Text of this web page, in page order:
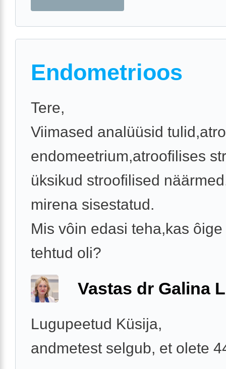
Endometrioos
Tere,
Viimased analüüsid
endomeetrium,atroofilises
üksikud stroofilised
mirena sisestatud.
Mis vôin edasi teha,kas
tehtud oli?
Vastas dr Galina
Lugupeetud Küsija,
andmetest selgub, et olete